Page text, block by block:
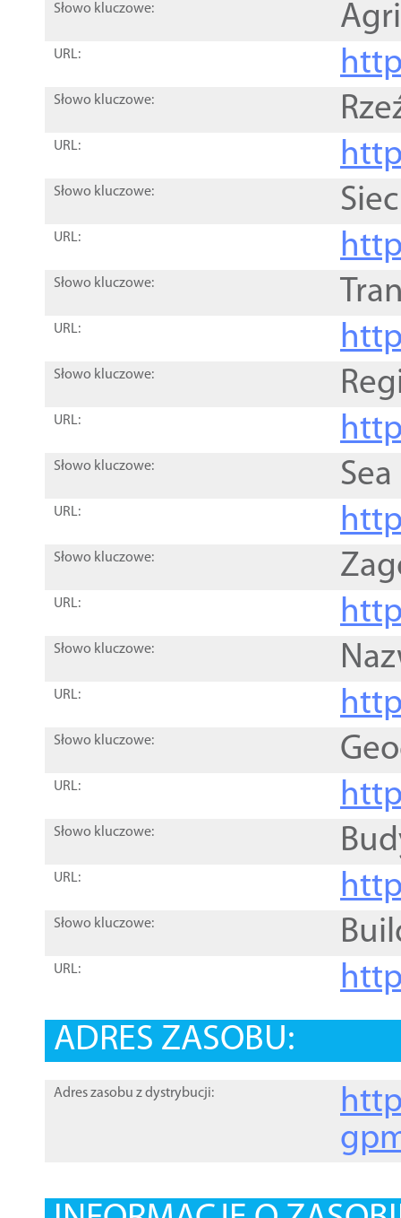
Słowo kluczowe:
URL:
Słowo kluczowe:
URL:
Słowo kluczowe:
URL:
Słowo kluczowe:
URL:
Słowo kluczowe:
URL:
Słowo kluczowe:
URL:
Słowo kluczowe:
URL:
Słowo kluczowe:
URL:
Słowo kluczowe:
URL:
Słowo kluczowe:
URL:
Słowo kluczowe:
URL:
ADRES ZASOBU:
Adres zasobu z dystrybucji: